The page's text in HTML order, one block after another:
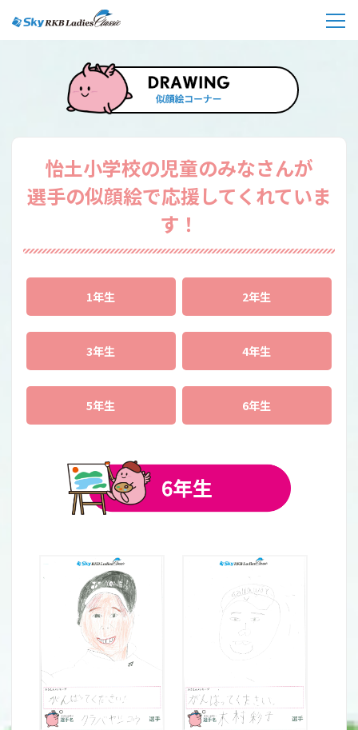
怡土小学校の児童のみなさんが
選手の似顔絵で応援してくれていま
す！
1年生 2年生
3年生 4年生
5年生 6年生